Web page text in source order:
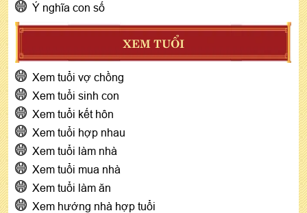
Ý nghĩa con số
XEM TUỔI
Xem tuổi vợ chồng
Xem tuổi sinh con
Xem tuổi kết hôn
Xem tuổi hợp nhau
Xem tuổi làm nhà
Xem tuổi mua nhà
Xem tuổi làm ăn
Xem hướng nhà hợp tuổi